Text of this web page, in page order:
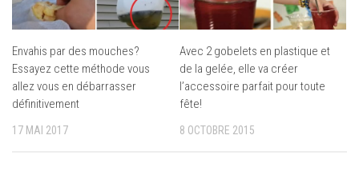
Envahis par des mouches?
Essayez cette méthode vous
allez vous en débarrasser
définitivement
17 MAI 2017
Avec 2 gobelets en plastique et
de la gelée, elle va créer
l’accessoire parfait pour toute
fête!
8 OCTOBRE 2015